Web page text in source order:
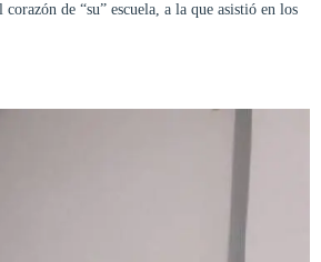
de “su” escuela, a la que asistió en los